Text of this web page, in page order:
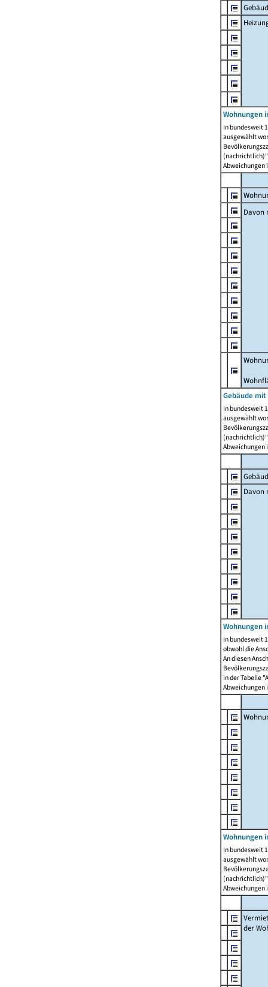
Wohnungen
In bundesweit
ausgewählt
Abweichungen
Davon
Gebäude
In bundesweit
ausgewählt
Abweichungen
Davon
Wohnungen
In bundesweit
obwohl die
An diesen
in der Tabelle
Abweichungen
Wohnungen
In bundesweit
ausgewählt
Abweichungen
der